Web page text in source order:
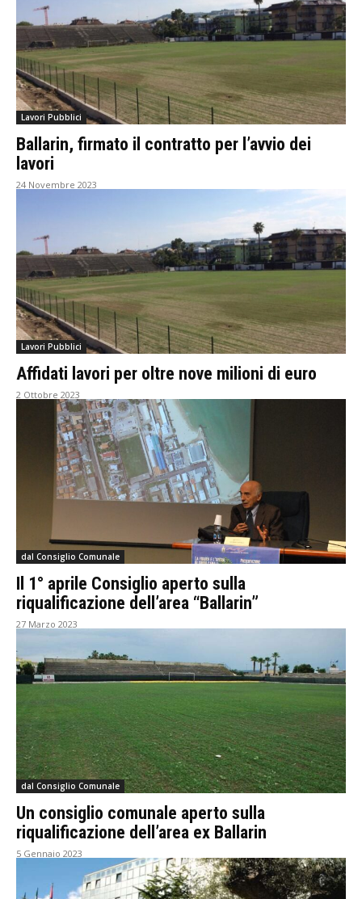
Lavori Pubblici
Ballarin, firmato il contratto per l’avvio dei
lavori
24 Novembre 2023
Lavori Pubblici
Affidati lavori per oltre nove milioni di euro
2 Ottobre 2023
dal Consiglio Comunale
Il 1° aprile Consiglio aperto sulla
riqualificazione dell’area “Ballarin”
27 Marzo 2023
dal Consiglio Comunale
Un consiglio comunale aperto sulla
riqualificazione dell’area ex Ballarin
5 Gennaio 2023